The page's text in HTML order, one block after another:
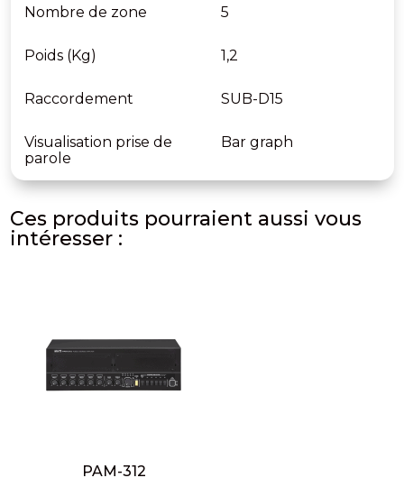
Nombre de zone 5
Poids (Kg) 1,2
Raccordement SUB-D15
Visualisation prise de
parole
Bar graph
Ces produits pourraient aussi vous
intéresser :
PAM-312